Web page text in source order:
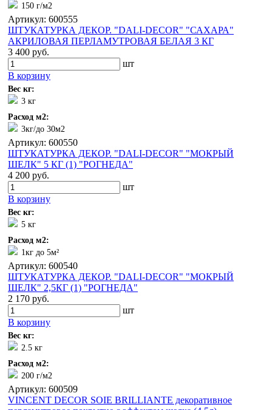
150 г/м2
Артикул: 600555
ШТУКАТУРКА ДЕКОР. "DALI-DECOR" "САХАРА"
АКРИЛОВАЯ ПЕРЛАМУТРОВАЯ БЕЛАЯ 3 КГ
3 400 руб.
шт
В корзину
Вес кг:
3 кг
Расход м2:
3кг/до 30м2
Артикул: 600550
ШТУКАТУРКА ДЕКОР. "DALI-DECOR" "МОКРЫЙ
ШЕЛК" 5 КГ (1) "РОГНЕДА"
4 200 руб.
шт
В корзину
Вес кг:
5 кг
Расход м2:
1кг до 5м²
Артикул: 600540
ШТУКАТУРКА ДЕКОР. "DALI-DECOR" "МОКРЫЙ
ШЕЛК" 2,5КГ (1) "РОГНЕДА"
2 170 руб.
шт
В корзину
Вес кг:
2.5 кг
Расход м2:
200 г/м2
Артикул: 600509
VINCENT DECOR SOIE BRILLIANTE декоративное